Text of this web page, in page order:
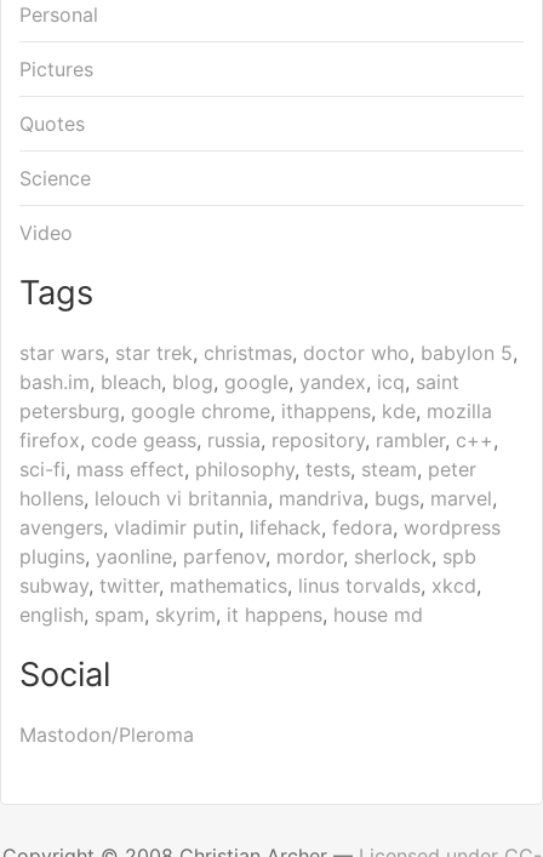
Personal
Pictures
Quotes
Science
Video
Tags
star wars, star trek, christmas, doctor who, babylon 5,
bash.im, bleach, blog, google, yandex, icq, saint
petersburg, google chrome, ithappens, kde, mozilla
firefox, code geass, russia, repository, rambler, c++,
sci-fi, mass effect, philosophy, tests, steam, peter
hollens, lelouch vi britannia, mandriva, bugs, marvel,
avengers, vladimir putin, lifehack, fedora, wordpress
plugins, yaonline, parfenov, mordor, sherlock, spb
subway, twitter, mathematics, linus torvalds, xkcd,
english, spam, skyrim, it happens, house md
Social
Mastodon/Pleroma